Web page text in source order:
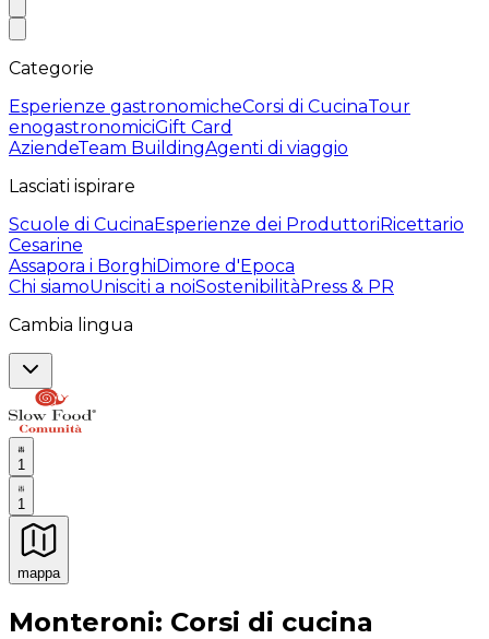
Categorie
Esperienze gastronomicheCorsi di CucinaTour
enogastronomiciGift Card
AziendeTeam BuildingAgenti di viaggio
Lasciati ispirare
Scuole di CucinaEsperienze dei ProduttoriRicettario
Cesarine
Assapora i BorghiDimore d'Epoca
Chi siamoUnisciti a noiSostenibilitàPress & PR
Cambia lingua
1
1
mappa
Esperienze culinarie indimenticabili: Esperienze
Monteroni: Corsi di cucina